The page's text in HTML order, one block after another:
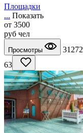
Площадки
... Показать
от 3500
руб чел
Просмотры
31272
63